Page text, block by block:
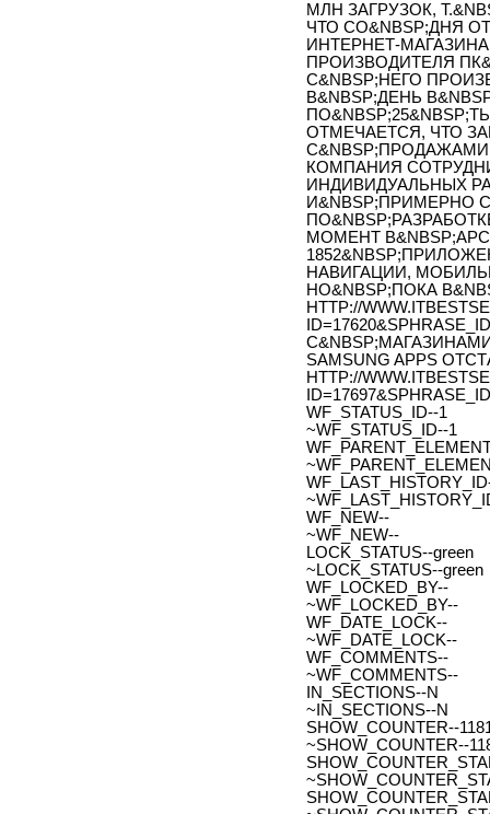
МЛН ЗАГРУЗОК,
ЧТО СО&NBSP;ДНЯ
ИНТЕРНЕТ-
ПРОИЗВОДИТЕЛЯ
С&NBSP;НЕГО
В&NBSP;ДЕНЬ
ОТМЕЧАЕТСЯ, ЧТО
С&NBSP;ПРОДАЖАМИ
КОМПАНИЯ
ИНДИВИДУАЛЬНЫХ
И&NBSP;ПРИМЕРНО
МОМЕНТ
НАВИГАЦИИ,
НО&NBSP;ПОКА
HTTP://
С&NBSP;МАГАЗИНАМИ
SAMSUNG APPS
HTTP://
WF_STATUS_ID--1
~WF_STATUS_ID--1
WF_NEW--
~WF_NEW--
LOCK_STATUS--green
~LOCK_STATUS--green
WF_LOCKED_BY--
~WF_LOCKED_BY--
WF_DATE_LOCK--
~WF_DATE_LOCK--
WF_COMMENTS--
~WF_COMMENTS--
IN_SECTIONS--N
~IN_SECTIONS--N
SHOW_COUNTER--
~SHOW_COUNTER--